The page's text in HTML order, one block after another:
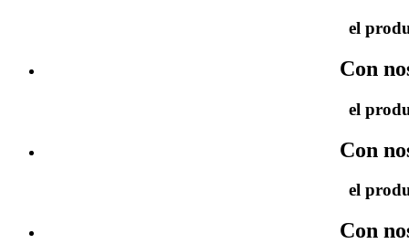
el
Con
el
Con
el
Con